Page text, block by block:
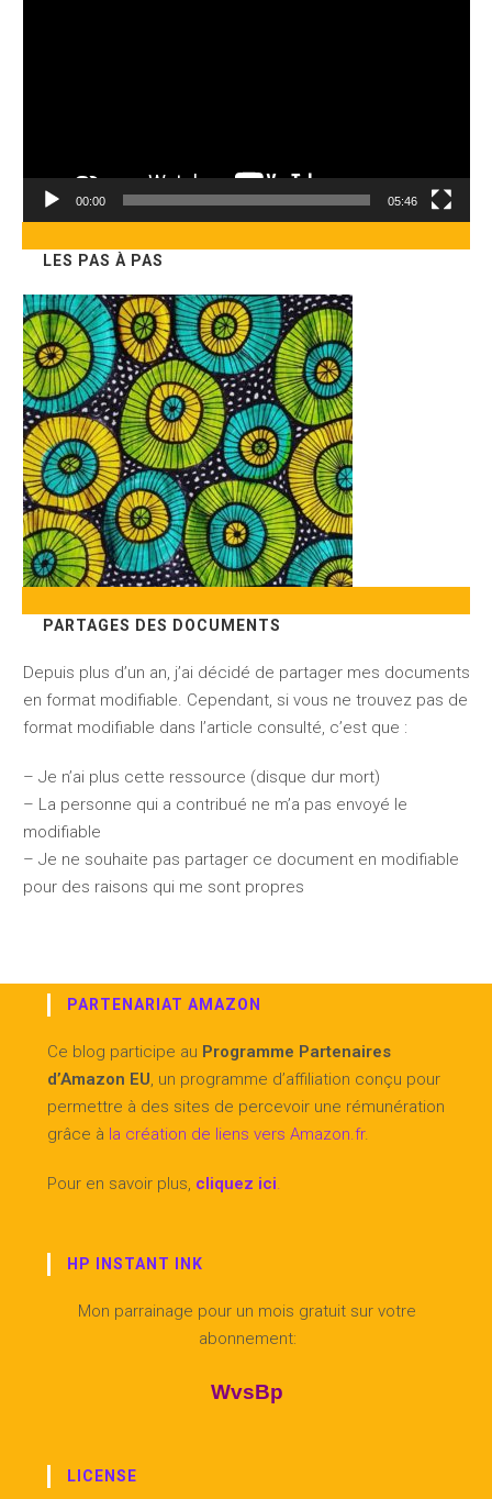
00:00 05:46
LES PAS À PAS
PARTAGES DES DOCUMENTS
Depuis plus d’un an, j’ai décidé de partager mes documents
en format modifiable. Cependant, si vous ne trouvez pas de
format modifiable dans l’article consulté, c’est que :
– Je n’ai plus cette ressource (disque dur mort)
– La personne qui a contribué ne m’a pas envoyé le
modifiable
– Je ne souhaite pas partager ce document en modifiable
pour des raisons qui me sont propres
PARTENARIAT AMAZON
Ce blog participe au Programme Partenaires
d’Amazon EU, un programme d’affiliation conçu pour
permettre à des sites de percevoir une rémunération
grâce à la création de liens vers Amazon.fr.
Pour en savoir plus, cliquez ici.
HP INSTANT INK
Mon parrainage pour un mois gratuit sur votre
abonnement:
WvsBp
LICENSE